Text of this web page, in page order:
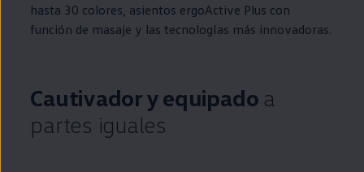
hasta 30 colores, asientos ergoActive Plus con
función de masaje y las tecnologías más innovadoras.
Cautivador y equipado a
partes iguales